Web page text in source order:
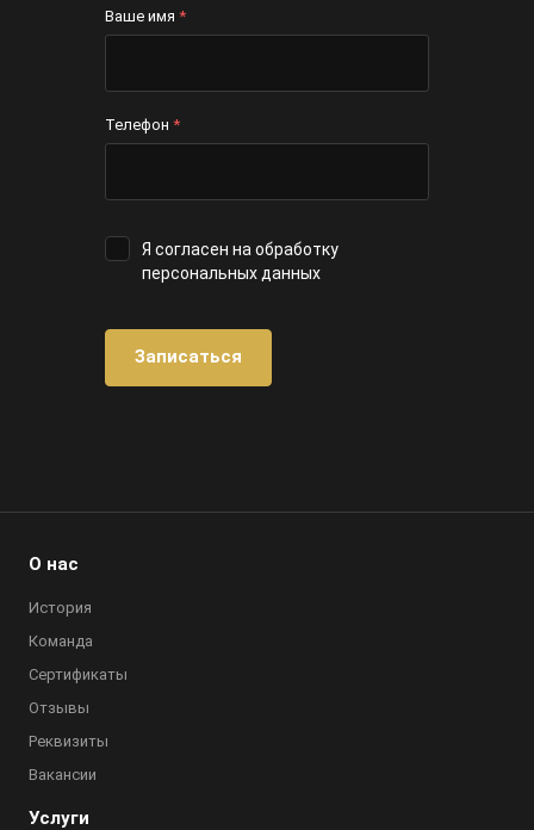
Ваше имя *
Телефон *
Я согласен на обработку
персональных данных
О нас
История
Команда
Сертификаты
Отзывы
Реквизиты
Вакансии
Услуги